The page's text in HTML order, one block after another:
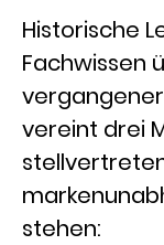
Historische
Fachwissen
vergangener
vereint drei
stehen: